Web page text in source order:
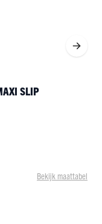
SLIP
Bekijk maattabel